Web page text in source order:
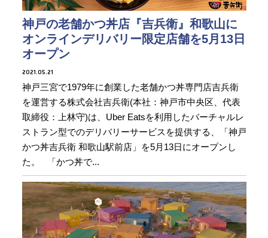
神戸の老舗かつ丼店『吉兵衛』和歌山に
オンラインデリバリー限定店舗を5月13日
オープン
2021.05.21
神戸三宮で1979年に創業した老舗かつ丼専門店吉兵衛
を運営する株式会社吉兵衛(本社：神戸市中央区、代表
取締役：上林守)は、Uber Eatsを利用したバーチャルレ
ストラン型でのデリバリーサービスを提供する、「神戸
かつ丼吉兵衛 和歌山駅前店」を5月13日にオープンし
た。 「かつ丼で...